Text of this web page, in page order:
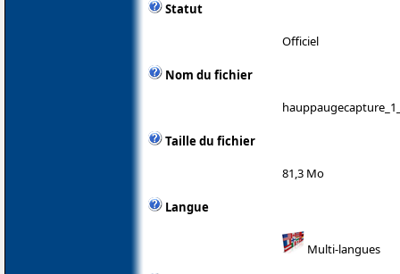
Statut
Officiel
Nom du fichier
Taille du fichier
81,3 Mo
Langue
Multi-langues